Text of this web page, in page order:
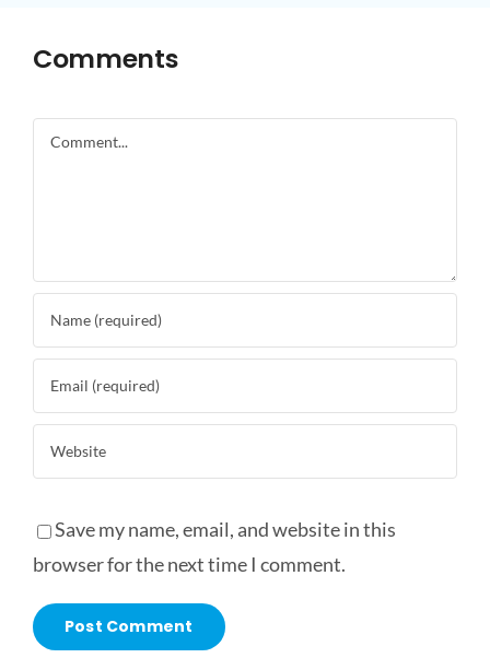
Comments
Comment
Save my name, email, and website in this
browser for the next time I comment.